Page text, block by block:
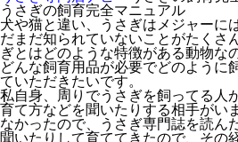
うさぎの飼育完全マニュアル
犬や猫と違い、うさぎはメジャーに
だまだ知られていないことがたくさ
ぎとはどのような特徴がある動物な
どんな飼育用品が必要でどのように
ていただきたいです。
私自身、周りでうさぎを飼ってる人
育て方などを聞いたりする相手がい
なかったので、うさぎ専門誌を読ん
聞いたりして育ててきたので、その